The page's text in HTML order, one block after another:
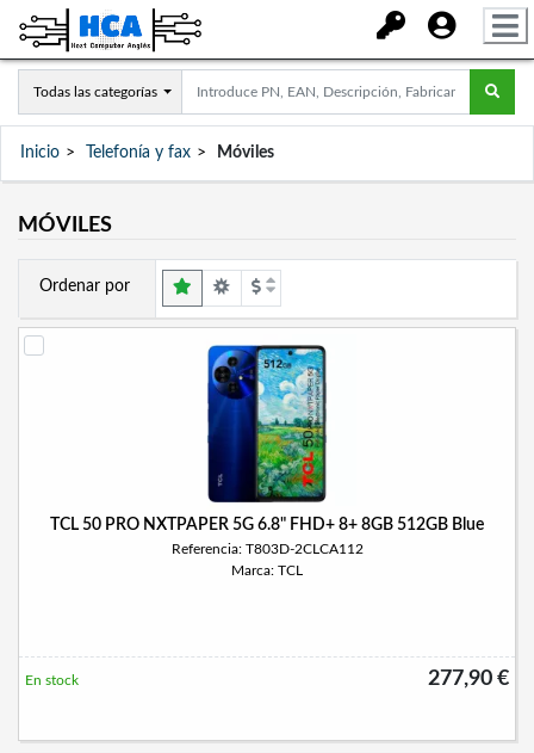
Todas las categorías
Inicio Telefonía y fax Móviles
MÓVILES
Ordenar por
TCL 50 PRO NXTPAPER 5G 6.8" FHD+ 8+ 8GB 512GB Blue
Referencia: T803D-2CLCA112
Marca: TCL
277,90 €
En stock